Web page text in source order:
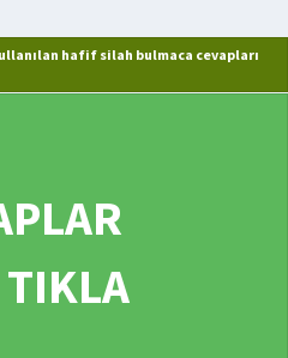
hafif silah bulmaca cevapları